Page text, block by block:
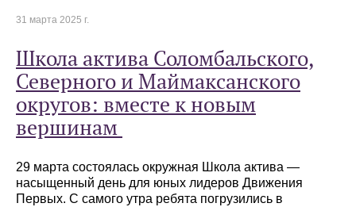
31 марта 2025 г.
Школа актива Соломбальского,
Северного и Маймаксанского
округов: вместе к новым
вершинам
29 марта состоялась окружная Школа актива —
насыщенный день для юных лидеров Движения
Первых. С самого утра ребята погрузились в